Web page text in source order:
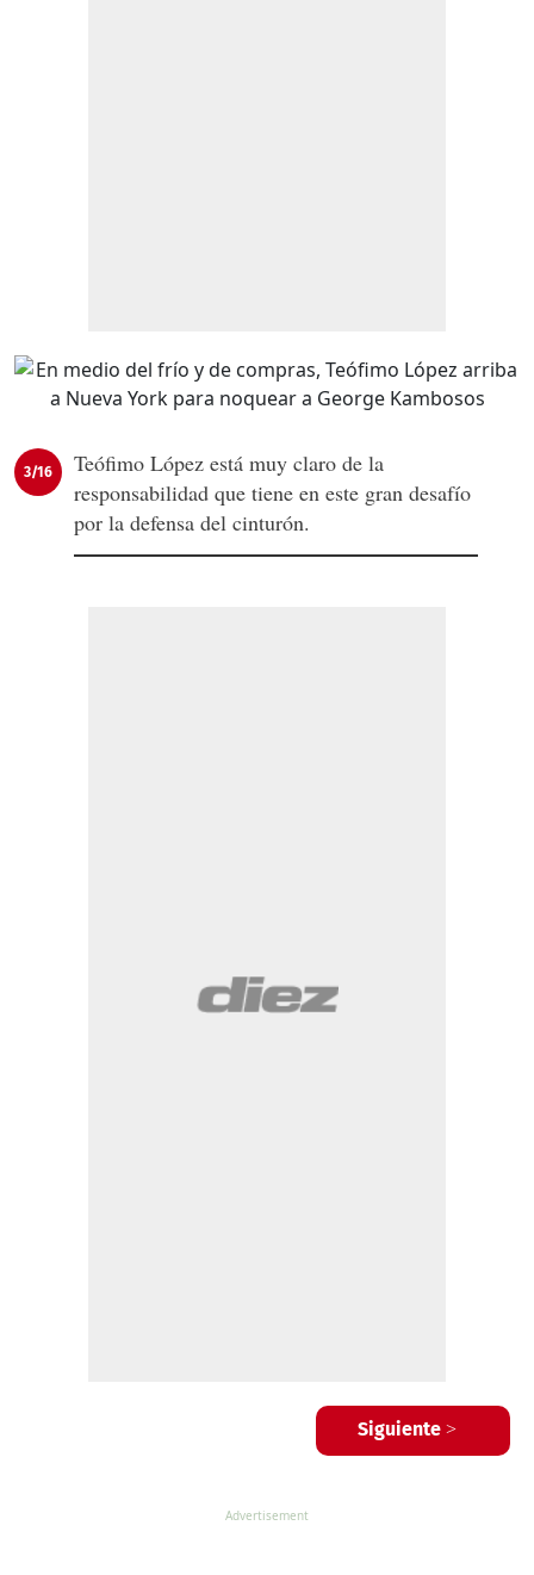
3/16
Teófimo López está muy claro de la
responsabilidad que tiene en este gran desafío
por la defensa del cinturón.
Siguiente >